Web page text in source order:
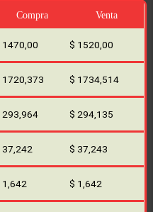
Compra Venta
1470,00 $ 1520,00
1720,373 $ 1734,514
293,964 $ 294,135
37,242 $ 37,243
1,642 $ 1,642